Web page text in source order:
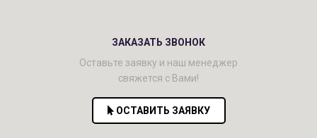
ЗАКАЗАТЬ ЗВОНОК
Оставьте заявку и наш менеджер
свяжется с Вами!
ОСТАВИТЬ ЗАЯВКУ